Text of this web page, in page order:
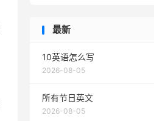
最新
10英语怎么写
2026-08-05
所有节日英文
2026-08-05